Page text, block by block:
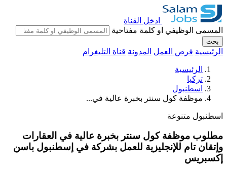
ادخل القناة
المسمى الوظيفي او كلمة مفتاحية
بحث
الرئيسية فرص العمل المدونة قناة التليغرام
الرئيسية
تركيا
اسطنبول
موظفة كول سنتر بخبرة عالية في...
اسطنبول متنوعة
مطلوب موظفة كول سنتر بخبرة عالية في العقارات
وإتقان تام للإنجليزية للعمل بشركة في إسطنبول باسن
إكسبريس